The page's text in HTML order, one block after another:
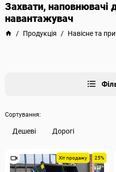
Захвати, наповнювачі
навантажувач
/ Продукція / Навісне та
Сортування:
Дешеві Дорогі
Хіт продажу 25%